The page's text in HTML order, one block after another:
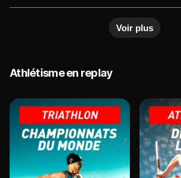
7"65, égalant le record du monde de
Elle est bien entendu titrée devant la
Nadine Visser (7"73.723) et la
Voir plus
Athlétisme en replay